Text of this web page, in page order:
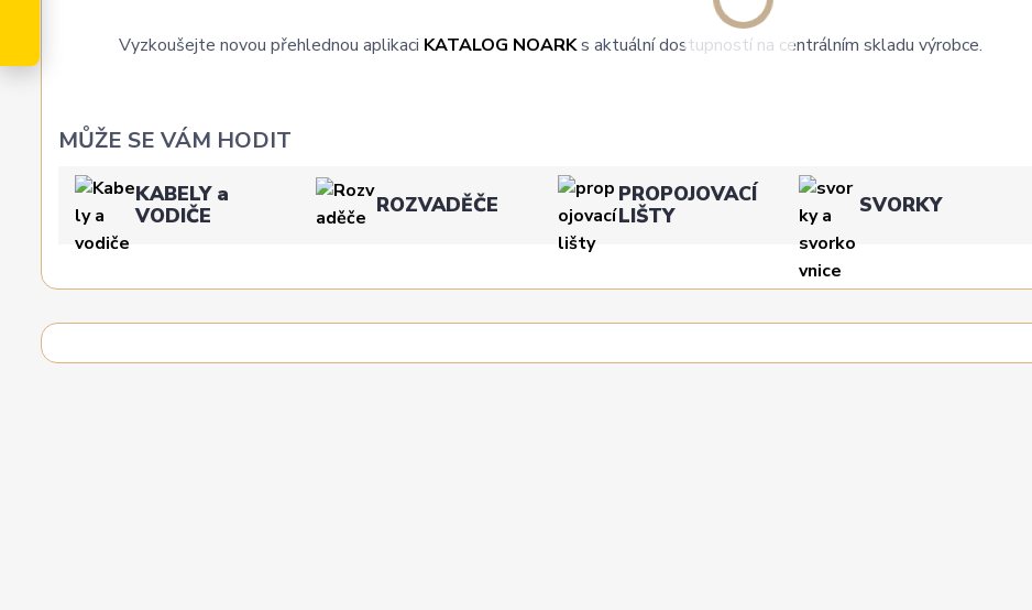
Vyzkoušejte novou přehlednou aplikaci KATALOG NOARKs aktuální dostupností na centrálním skladu výrobce.
MŮŽE SE VÁM HODIT
KABELY a
VODIČE
ROZVADĚČE
PROPOJOVACÍ
LIŠTY
SVORKY